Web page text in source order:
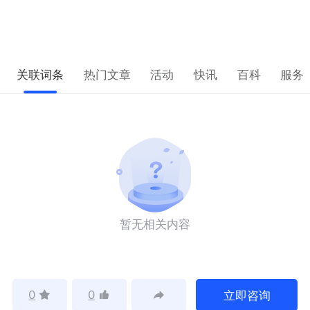
关联词条 热门文章 活动 快讯 百科 服务
暂无相关内容
0 0 立即咨询